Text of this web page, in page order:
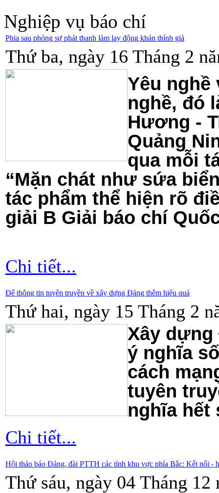
Nghiệp vụ báo chí
Phia sau phóng sự phát thanh làm lay động khán thính giả
Thứ ba, ngày 16 Tháng 2
Yêu
nghề, đó
Hương -
Quảng
qua mỗi
“Mặn chát như sứa
tác phẩm thể hiện rõ
giải B Giải báo chí
Chi tiết...
Để thông tin tuyên truyền về xây dựng Đảng thêm hiệu quả
Thứ hai, ngày 15 Tháng 2
Xây dựng
ý nghĩa
cách
tuyên
nghĩa
Chi tiết...
Hội thảo báo Đảng, đài PTTH các tỉnh khu vực phía Bắc: Kết nối -
Thứ sáu, ngày 04 Tháng